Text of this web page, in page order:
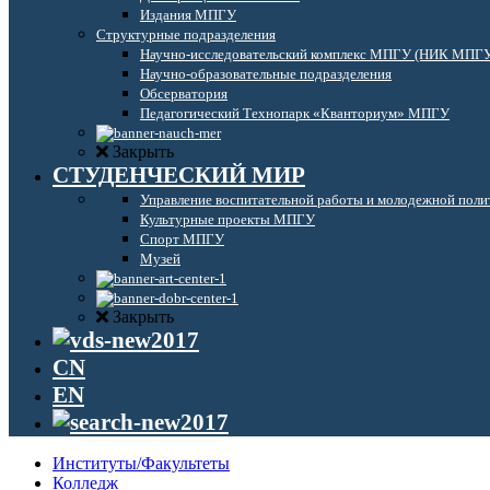
Издания МПГУ
Структурные подразделения
Научно-исследовательский комплекс МПГУ (НИК
Научно-образовательные подразделения
Обсерватория
Педагогический Технопарк «Кванториум» МПГУ
Закрыть
СТУДЕНЧЕСКИЙ МИР
Управление воспитательной работы и молодежной
Культурные проекты МПГУ
Спорт МПГУ
Музей
Закрыть
CN
EN
Институты/Факультеты
Колледж